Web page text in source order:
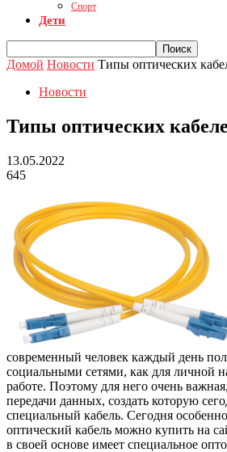
Спорт
Дети
Домой Новости Типы оптических
Новости
Типы оптических
13.05.2022
645
современный человек каждый день
социальными сетями, как для личной
работе. Поэтому для него очень
передачи данных, создать которую
специальный кабель. Сегодня
оптический кабель можно купить на
в своей основе имеет специальное